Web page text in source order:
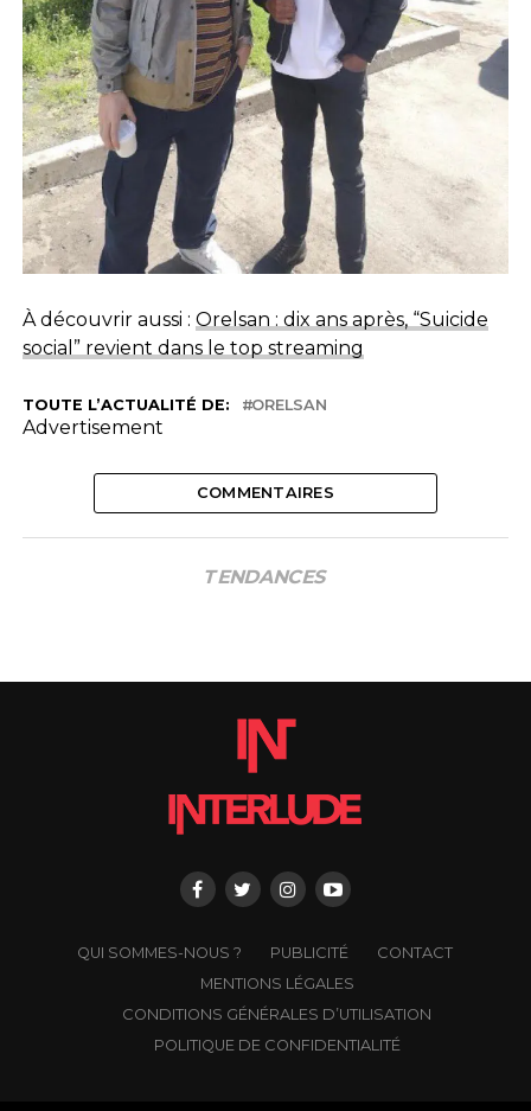
À découvrir aussi : Orelsan : dix ans après, “Suicide
social” revient dans le top streaming
TOUTE L’ACTUALITÉ DE: ORELSAN
Advertisement
COMMENTAIRES
TENDANCES
QUI SOMMES-NOUS ? PUBLICITÉ
CONTACT
MENTIONS LÉGALES
CONDITIONS GÉNÉRALES D’UTILISATION
POLITIQUE DE CONFIDENTIALITÉ